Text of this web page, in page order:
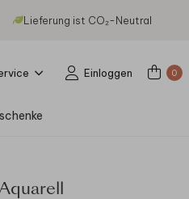
Lieferung ist CO₂-Neutral
Einloggen 0